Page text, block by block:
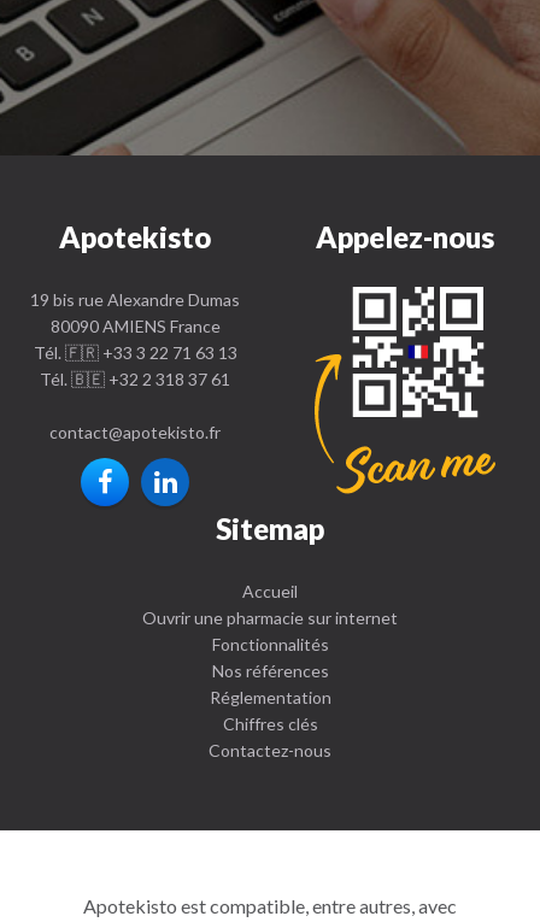
Apotekisto
19 bis rue Alexandre Dumas
80090 AMIENS France
Tél. 🇫🇷 +33 3 22 71 63 13
Tél. 🇧🇪 +32 2 318 37 61
contact@apotekisto.fr
Appelez-nous
Sitemap
Accueil
Ouvrir une pharmacie sur internet
Fonctionnalités
Nos références
Réglementation
Chiffres clés
Contactez-nous
Apotekisto est compatible, entre autres, avec